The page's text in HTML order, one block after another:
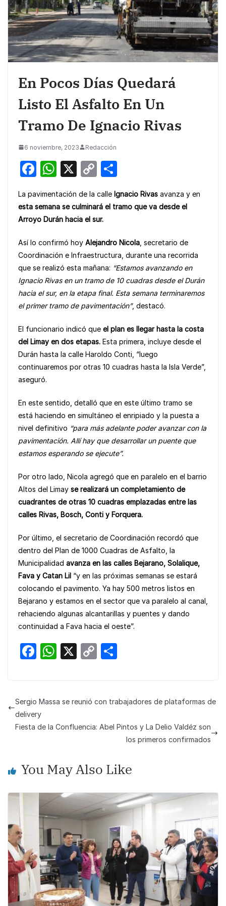
En Pocos Días Quedará
Listo El Asfalto En Un
Tramo De Ignacio Rivas
6 noviembre, 2023 Redacción
F
c
e
o
o
k
W
at
s
p
p
X
C
p
y
n
k
ar
La pavimentación de la calle Ignacio Rivas avanza y en
esta semana se culminará el tramo que va desde el
Arroyo Durán hacia el sur.
Así lo confirmó hoy Alejandro Nicola , secretario de
Coordinación e Infraestructura, durante una recorrida
que se realizó esta mañana: “Estamos avanzando en
Ignacio Rivas en un tramo de 10 cuadras desde el Durán
hacia el sur, en la etapa final. Esta semana terminaremos
el primer tramo de pavimentación”, destacó.
El funcionario indicó que el plan es llegar hasta la costa
del Limay en dos etapas. Esta primera, incluye desde el
Durán hasta la calle Haroldo Conti, “luego
continuaremos por otras 10 cuadras hasta la Isla Verde”,
aseguró.
En este sentido, detalló que en este último tramo se
está haciendo en simultáneo el enripiado y la puesta a
nivel definitivo “para más adelante poder avanzar con la
pavimentación. Allí hay que desarrollar un puente que
estamos esperando se ejecute”.
Por otro lado, Nicola agregó que en paralelo en el barrio
Altos del Limay se realizará un completamiento de
cuadrantes de otras 10 cuadras emplazadas entre las
calles Rivas, Bosch, Conti y Forquera.
Por último, el secretario de Coordinación recordó que
dentro del Plan de 1000 Cuadras de Asfalto, la
Municipalidad avanza en las calles Bejarano, Solalique,
Fava y Catan Lil “y en las próximas semanas se estará
colocando el pavimento. Ya hay 500 metros listos en
Bejarano y estamos en el sector que va paralelo al canal,
rehaciendo algunas alcantarillas y puentes y dando
continuidad a Fava hacia el oeste”.
F
e
b
o
k
W
s
p
X
C
y
n
e
Sergio Massa se reunió con trabajadores de plataformas de
delivery
Fiesta de la Confluencia: Abel Pintos y La Delio Valdéz son
los primeros confirmados
You May Also Like